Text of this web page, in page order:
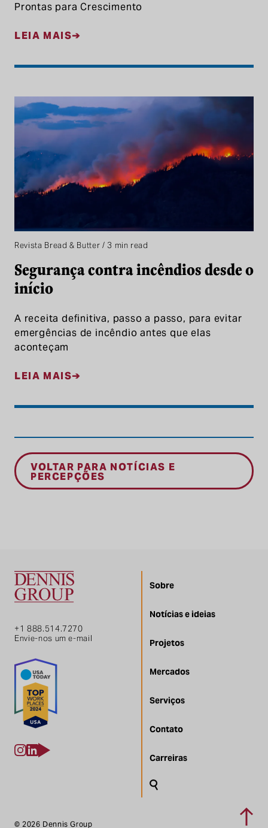
Prontas para Crescimento
LEIA MAIS
Revista Bread & Butter / 3 min read
Segurança contra incêndios desde o
início
A receita definitiva, passo a passo, para evitar
emergências de incêndio antes que elas
aconteçam
LEIA MAIS
VOLTAR PARA NOTÍCIAS E
PERCEPÇÕES
+1 888.514.7270
Envie-nos um e-mail
Sobre
Notícias e ideias
Projetos
Mercados
Serviços
Contato
Carreiras
© 2026 Dennis Group